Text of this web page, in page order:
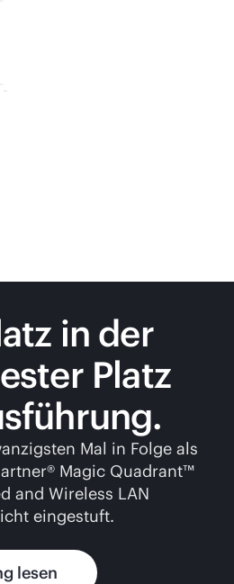
in der
Platz
Mal in Folge als
Magic Quadrant™
and Wireless LAN
eingestuft.
lesen